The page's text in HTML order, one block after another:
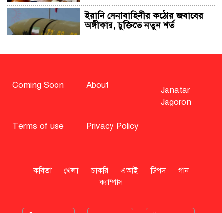
ইরানি সেনাবাহিনীর কঠোর জবাবের
অঙ্গীকার, চুক্তিতে নতুন শর্ত
বিএনপি নিয়ে জামায়াতের মন্তব্যে
এনসিপি
Coming Soon About
Janatar
Jagoron
Terms of use Privacy Policy
কবিতা খেলা চাকরি এআই টিপস
গান
ক্যাম্পাস